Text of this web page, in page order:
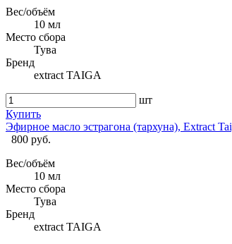
Вес/объём
10 мл
Место сбора
Тува
Бренд
extract TAIGA
шт
Купить
Эфирное масло эстрагона (тархуна), Extract
800 руб.
Вес/объём
10 мл
Место сбора
Тува
Бренд
extract TAIGA